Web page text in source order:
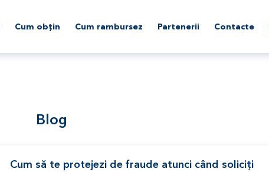
Cum obțin Cum rambursez Partenerii Contacte
Blog
Cum să te protejezi de fraude atunci când soliciți